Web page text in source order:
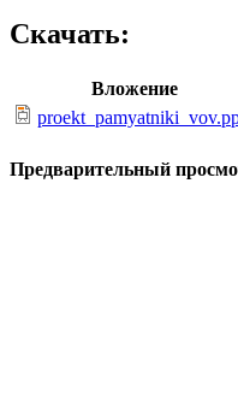
Скачать:
Вложение
Предварительный